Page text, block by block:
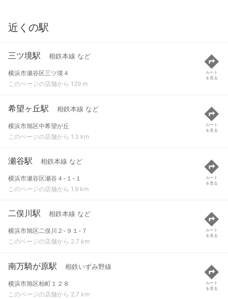
近くの駅
三ツ境駅 相鉄本線 など
横浜市瀬谷区三ツ境４
このページの店舗から 129 m
ルート
を見る
希望ヶ丘駅 相鉄本線 など
横浜市旭区中希望が丘
このページの店舗から 1.3 km
ルート
を見る
瀬谷駅 相鉄本線 など
横浜市瀬谷区瀬谷４-１-１
このページの店舗から 1.9 km
ルート
を見る
二俣川駅 相鉄本線 など
横浜市旭区二俣川２-９１-７
このページの店舗から 2.7 km
ルート
を見る
南万騎が原駅 相鉄いずみ野線
横浜市旭区柏町１２８
このページの店舗から 2.7 km
ルート
を見る